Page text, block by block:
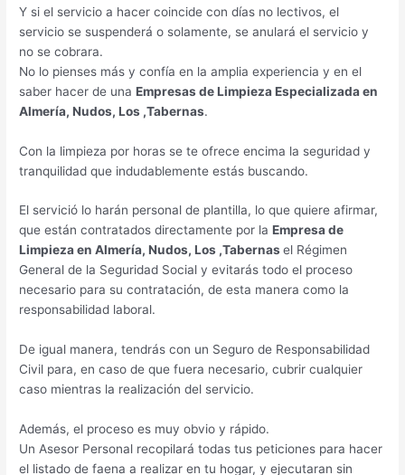
Y si el servicio a hacer coincide con días no lectivos, el
servicio se suspenderá o solamente, se anulará el servicio y
no se cobrara.
No lo pienses más y confía en la amplia experiencia y en el
saber hacer de unaEmpresas de Limpieza Especializada en
Almería, Nudos, Los ,Tabernas.
Con la limpieza por horas se te ofrece encima la seguridad y
tranquilidad que indudablemente estás buscando.
El servició lo harán personal de plantilla, lo que quiere afirmar,
que están contratados directamente por laEmpresa de
Limpieza en Almería, Nudos, Los ,Tabernasel Régimen
General de la Seguridad Social y evitarás todo el proceso
necesario para su contratación, de esta manera como la
responsabilidad laboral.
De igual manera, tendrás con un Seguro de Responsabilidad
Civil para, en caso de que fuera necesario, cubrir cualquier
caso mientras la realización del servicio.
Además, el proceso es muy obvio y rápido.
Un Asesor Personal recopilará todas tus peticiones para hacer
el listado de faena a realizar en tu hogar, y ejecutaran sin